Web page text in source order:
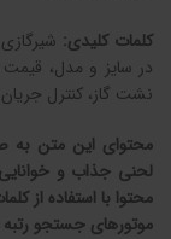
کلمات کلیدی:
در سایز و مدل،
نشت گاز، کنترل
محتوای این متن به
لحنی جذاب و
محتوا با استفاده از
موتورهای جستجو